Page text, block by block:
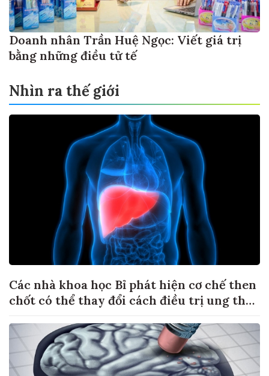
Doanh nhân Trần Huệ Ngọc: Viết giá trị
bằng những điều tử tế
Nhìn ra thế giới
Các nhà khoa học Bỉ phát hiện cơ chế then
chốt có thể thay đổi cách điều trị ung thư